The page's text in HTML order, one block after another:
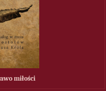
miłości